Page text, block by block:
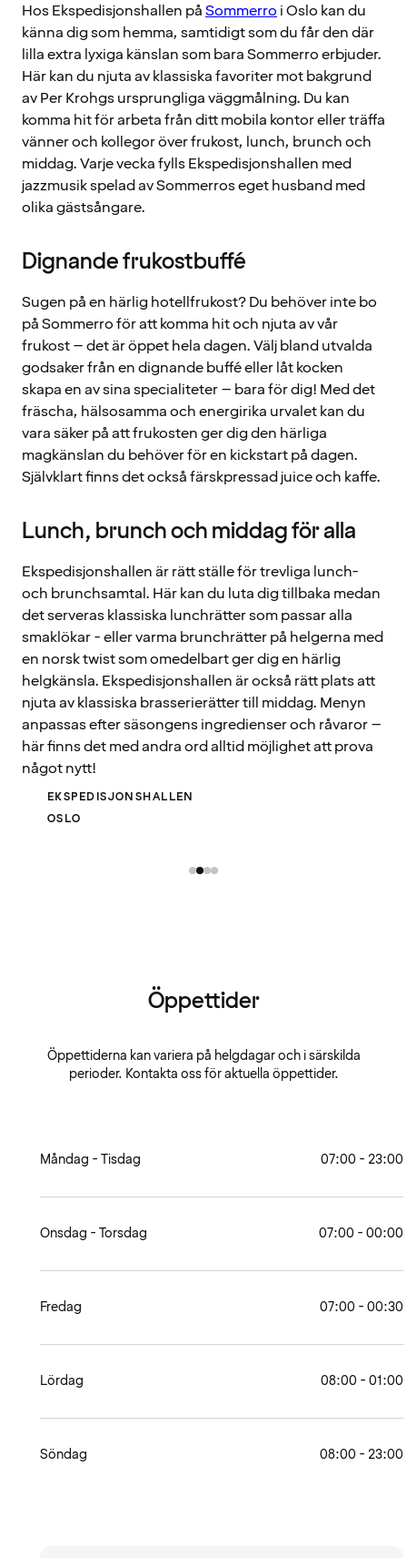
Hos Ekspedisjonshallen påSommerroi Oslo kan du
känna dig som hemma, samtidigt som du får den där
lilla extra lyxiga känslan som bara Sommerro erbjuder.
Här kan du njuta av klassiska favoriter mot bakgrund
av Per Krohgs ursprungliga väggmålning. Du kan
komma hit för arbeta från ditt mobila kontor eller träffa
vänner och kollegor över frukost, lunch, brunch och
middag. Varje vecka fylls Ekspedisjonshallen med
jazzmusik spelad av Sommerros eget husband med
olika gästsångare.
Dignande frukostbuffé
Sugen på en härlig hotellfrukost? Du behöver inte bo
på Sommerro för att komma hit och njuta av vår
frukost – det är öppet hela dagen. Välj bland utvalda
godsaker från en dignande buffé eller låt kocken
skapa en av sina specialiteter – bara för dig! Med det
fräscha, hälsosamma och energirika urvalet kan du
vara säker på att frukosten ger dig den härliga
magkänslan du behöver för en kickstart på dagen.
Självklart finns det också färskpressad juice och kaffe.
Lunch, brunch och middag för alla
Ekspedisjonshallen är rätt ställe för trevliga lunch-
och brunchsamtal. Här kan du luta dig tillbaka medan
det serveras klassiska lunchrätter som passar alla
smaklökar - eller varma brunchrätter på helgerna med
en norsk twist som omedelbart ger dig en härlig
helgkänsla. Ekspedisjonshallen är också rätt plats att
njuta av klassiska brasserierätter till middag. Menyn
anpassas efter säsongens ingredienser och råvaror –
här finns det med andra ord alltid möjlighet att prova
något nytt!
EKSPEDISJONSHALLEN
OSLO
Öppettider
Öppettiderna kan variera på helgdagar och i särskilda
perioder. Kontakta oss för aktuella öppettider.
Måndag - Tisdag 07:00 - 23:00
Onsdag - Torsdag 07:00 - 00:00
Fredag 07:00 - 00:30
Lördag 08:00 - 01:00
Söndag 08:00 - 23:00